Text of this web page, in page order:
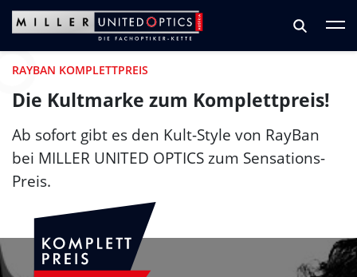
Zum Hauptinhalt springen
Zum Footer springen
RAYBAN KOMPLETTPREIS
Die Kultmarke zum Komplettpreis!
Ab sofort gibt es den Kult-Style von RayBan
bei MILLER UNITED OPTICSzum Sensations-
Preis.